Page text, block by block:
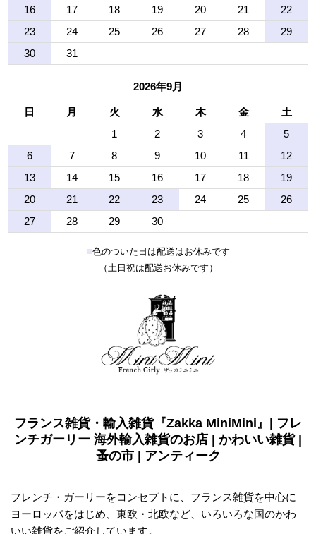
16
17 18 19 20 21
22
23
24 25 26 27 28
29
30
31
2026年9月
日 月 火 水 木 金
土
1
2 3 4
5
6
7 8 9 10 11
12
13
14 15 16 17 18
19
20
21 22 23 24 25
26
27
28 29 30
■色のついた日は配送はお休みです
（土日祝は配送お休みです）
フランス雑貨・輸入雑貨『Zakka MiniMini』| フレ
ンチガーリー 海外輸入雑貨のお店 | かわいい雑貨 |
蚤の市 | アンティーク
フレンチ・ガーリーをコンセプトに、フランス雑貨を中心に
ヨーロッパをはじめ、東欧・北欧など、いろいろな国のかわ
いい雑貨をご紹介しています。